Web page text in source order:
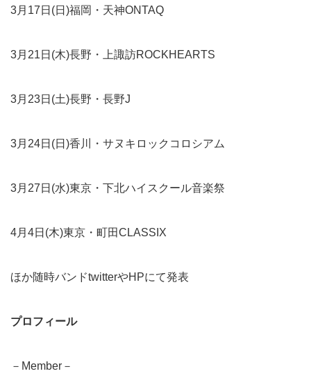
3月17日(日)福岡・天神ONTAQ
3月21日(木)長野・上諏訪ROCKHEARTS
3月23日(土)長野・長野J
3月24日(日)香川・サヌキロックコロシアム
3月27日(水)東京・下北ハイスクール音楽祭
4月4日(木)東京・町田CLASSIX
ほか随時バンドtwitterやHPにて発表
プロフィール
－Member－